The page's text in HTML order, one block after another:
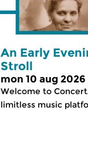
An Early
Stroll
mon 10 aug 2026
Welcome to
limitless music